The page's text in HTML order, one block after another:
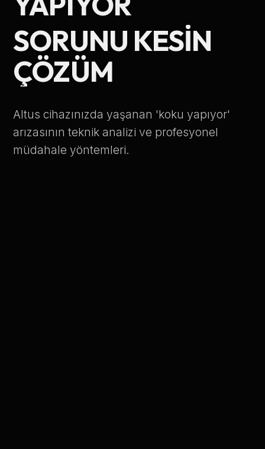
SORUNU KESIN
ÇÖZÜM
Altus cihazınızda yaşanan 'koku yapıyor'
arızasının teknik analizi ve profesyonel
müdahale yöntemleri.
Telefon Numarası
Hizmet Türü
Servis Çağır